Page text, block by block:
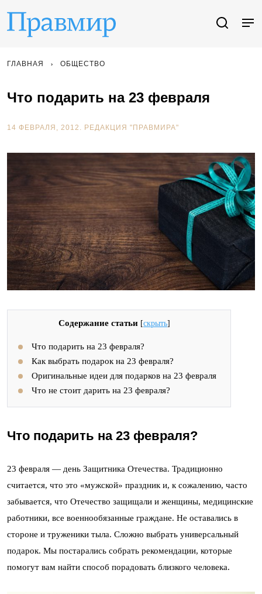
ГЛАВНАЯ ОБЩЕСТВО
Что подарить на 23 февраля
14 ФЕВРАЛЯ, 2012. РЕДАКЦИЯ "ПРАВМИРА"
Содержание статьи [скрыть]
Что подарить на 23 февраля?
Как выбрать подарок на 23 февраля?
Оригинальные идеи для подарков на 23 февраля
Что не стоит дарить на 23 февраля?
Что подарить на 23 февраля?
23 февраля — день Защитника Отечества. Традиционно
считается, что это «мужской» праздник и, к сожалению, часто
забывается, что Отечество защищали и женщины, медицинские
работники, все военнообязанные граждане. Не оставались в
стороне и труженики тыла. Сложно выбрать универсальный
подарок. Мы постарались собрать рекомендации, которые
помогут вам найти способ порадовать близкого человека.